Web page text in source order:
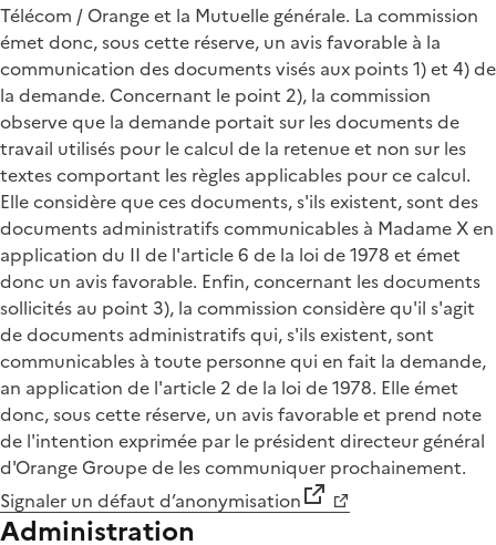
Télécom / Orange et la Mutuelle générale. La commission
émet donc, sous cette réserve, un avis favorable à la
communication des documents visés aux points 1) et 4) de
la demande. Concernant le point 2), la commission
observe que la demande portait sur les documents de
travail utilisés pour le calcul de la retenue et non sur les
textes comportant les règles applicables pour ce calcul.
Elle considère que ces documents, s'ils existent, sont des
documents administratifs communicables à Madame X en
application du II de l'article 6 de la loi de 1978 et émet
donc un avis favorable. Enfin, concernant les documents
sollicités au point 3), la commission considère qu'il s'agit
de documents administratifs qui, s'ils existent, sont
communicables à toute personne qui en fait la demande,
an application de l'article 2 de la loi de 1978. Elle émet
donc, sous cette réserve, un avis favorable et prend note
de l'intention exprimée par le président directeur général
d'Orange Groupe de les communiquer prochainement.
Signaler un défaut d’anonymisation
Administration